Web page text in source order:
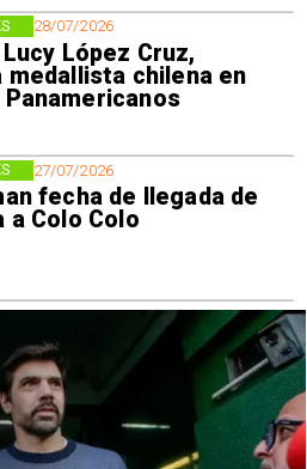
28/07/2026
López Cruz,
medallista chilena en
27/07/2026
fecha de llegada de
a Colo Colo